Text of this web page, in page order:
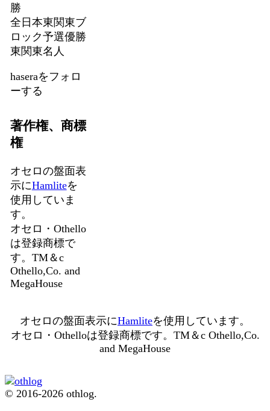
勝
全日本東関東ブ
ロック予選優勝
東関東名人
haseraをフォロ
ーする
著作権、商標
権
オセロの盤面表
示にHamliteを
使用していま
す。
オセロ・Othello
は登録商標で
す。TM＆c
Othello,Co. and
MegaHouse
オセロの盤面表示にHamliteを使用しています。
オセロ・Othelloは登録商標です。TM＆c Othello,Co.
and MegaHouse
© 2016-2026 othlog.